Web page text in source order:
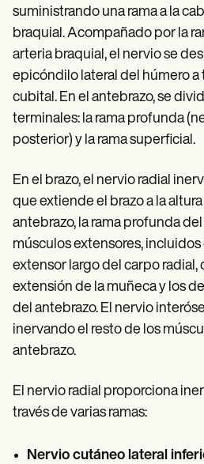
suministrando una rama a la
braquial. Acompañado por la
arteria braquial, el nervio se
epicóndilo lateral del húmero a
cubital. En el antebrazo, se
terminales: la rama profunda
posterior) y la rama superficial.
En el brazo, el nervio radial
que extiende el brazo a la
antebrazo, la rama profunda
músculos extensores,
extensor largo del carpo radial,
extensión de la muñeca y los
del antebrazo. El nervio
inervando el resto de los
antebrazo.
El nervio radial proporciona
través de varias ramas:
Nervio cutáneo lateral